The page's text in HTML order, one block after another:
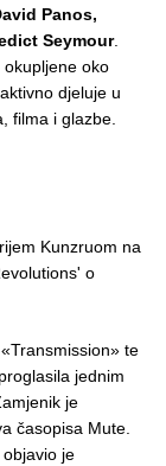
Panos,
Seymour.
oko
djeluje u
filma i glazbe.
Kunzruom na
o
te
jednim
je
časopisa Mute.
je